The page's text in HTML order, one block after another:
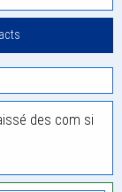
des com si